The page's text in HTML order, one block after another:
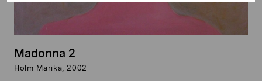
Madonna 2
Holm Marika, 2002